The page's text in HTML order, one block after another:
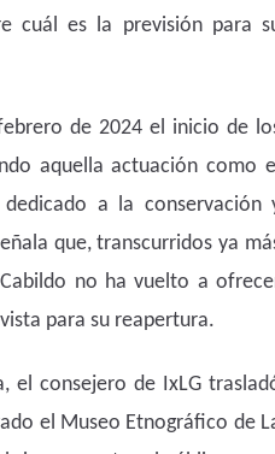
cuál es la previsión para
de 2024 el inicio de
aquella actuación como
a la conservación
que, transcurridos ya
no ha vuelto a
para su reapertura.
el consejero de IxLG
el Museo Etnográfico de